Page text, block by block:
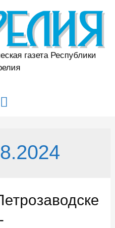
газета Республики
Главное